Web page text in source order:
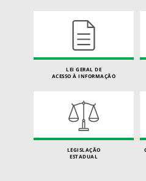
LEI GERAL DE
ACESSO À INFORMAÇÃO
LEGISLAÇÃO
ESTADUAL